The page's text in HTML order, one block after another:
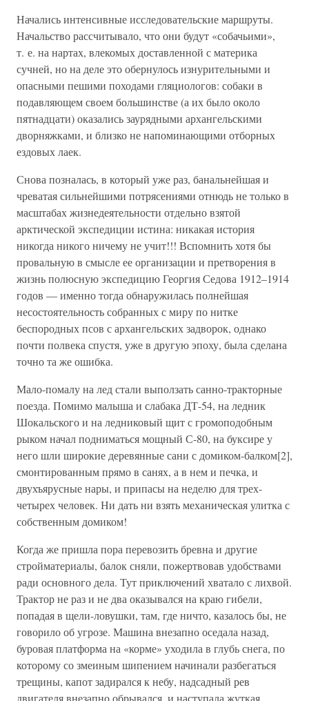
Начались интенсивные исследовательские маршруты.
Начальство рассчитывало, что они будут «собачьими»,
т. е. на нартах, влекомых доставленной с материка
сучней, но на деле это обернулось изнурительными и
опасными пешими походами гляциологов: собаки в
подавляющем своем большинстве (а их было около
пятнадцати) оказались заурядными архангельскими
дворняжками, и близко не напоминающими отборных
ездовых лаек.
Снова позналась, в который уже раз, банальнейшая и
чреватая сильнейшими потрясениями отнюдь не только в
масштабах жизнедеятельности отдельно взятой
арктической экспедиции истина: никакая история
никогда никого ничему не учит!!! Вспомнить хотя бы
провальную в смысле ее организации и претворения в
жизнь полюсную экспедицию Георгия Седова 1912–1914
годов — именно тогда обнаружилась полнейшая
несостоятельность собранных с миру по нитке
беспородных псов с архангельских задворок, однако
почти полвека спустя, уже в другую эпоху, была сделана
точно та же ошибка.
Мало-помалу на лед стали выползать санно-тракторные
поезда. Помимо малыша и слабака ДТ-54, на ледник
Шокальского и на ледниковый щит с громоподобным
рыком начал подниматься мощный С-80, на буксире у
него шли широкие деревянные сани с домиком-балком[2],
смонтированным прямо в санях, а в нем и печка, и
двухъярусные нары, и припасы на неделю для трех-
четырех человек. Ни дать ни взять механическая улитка с
собственным домиком!
Когда же пришла пора перевозить бревна и другие
стройматериалы, балок сняли, пожертвовав удобствами
ради основного дела. Тут приключений хватало с лихвой.
Трактор не раз и не два оказывался на краю гибели,
попадая в щели-ловушки, там, где ничто, казалось бы, не
говорило об угрозе. Машина внезапно оседала назад,
буровая платформа на «корме» уходила в глубь снега, по
которому со змеиным шипением начинали разбегаться
трещины, капот задирался к небу, надсадный рев
двигателя внезапно обрывался, и наступала жуткая